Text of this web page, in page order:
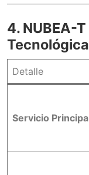
4. NUBEA-
Detalle
Servicio